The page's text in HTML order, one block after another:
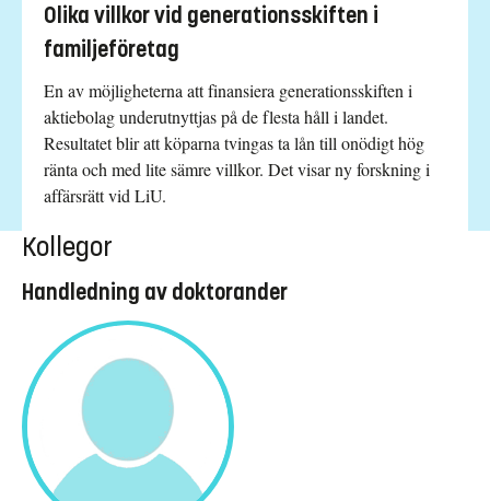
Olika villkor vid generationsskiften i
familjeföretag
En av möjligheterna att finansiera generationsskiften i
aktiebolag underutnyttjas på de flesta håll i landet.
Resultatet blir att köparna tvingas ta lån till onödigt hög
ränta och med lite sämre villkor. Det visar ny forskning i
affärsrätt vid LiU.
Kollegor
Handledning av doktorander